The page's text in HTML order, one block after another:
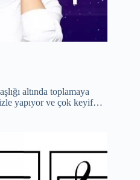
altında toplamaya
yapıyor ve çok keyif…